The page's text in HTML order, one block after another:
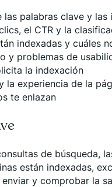
palabras clave y las
el CTR y la
indexadas y cuáles
y problemas de
la indexación
la experiencia de la
te enlazan
de búsqueda,
están indexadas,
enviar y comprobar la